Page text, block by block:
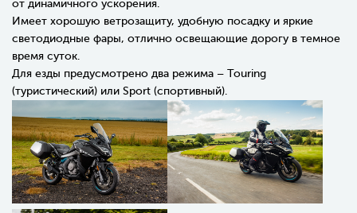
от динамичного ускорения.
Имеет хорошую ветрозащиту, удобную посадку и яркие
светодиодные фары, отлично освещающие дорогу в темное
время суток.
Для езды предусмотрено два режима – Touring
(туристический) или Sport (спортивный).